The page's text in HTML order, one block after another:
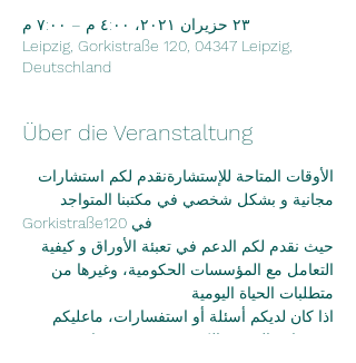
٢٣ حزيران ٢٠٢١، ٤:٠٠ م – ٧:٠٠ م
Leipzig, Gorkistraße 120, 04347 Leipzig,
Deutschland
Über die Veranstaltung
الأوقات المتاحة للإستشارةنقدم لكم استشارات
مجانية و بشكل شخصي في مكتبنا المتواجد
Gorkistraße120 في
حيث نقدم لكم الدعم في تعبئة الأوراق و كيفية
التعامل مع المؤسسات الحكومية، وغيرها من
متطلبات الحياة اليومية
اذا كان لديكم أسئلة أو استفسارات، ماعليكم
سوى إرسال بريد الكتروني عبر موقعنا